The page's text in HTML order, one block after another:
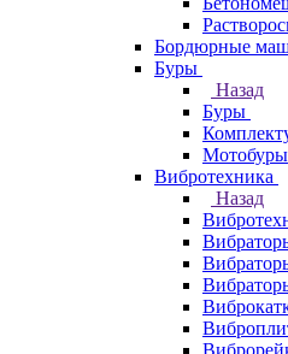
Бордюрные
Буры
Назад
Буры
Мотобуры
Вибротехника
Назад